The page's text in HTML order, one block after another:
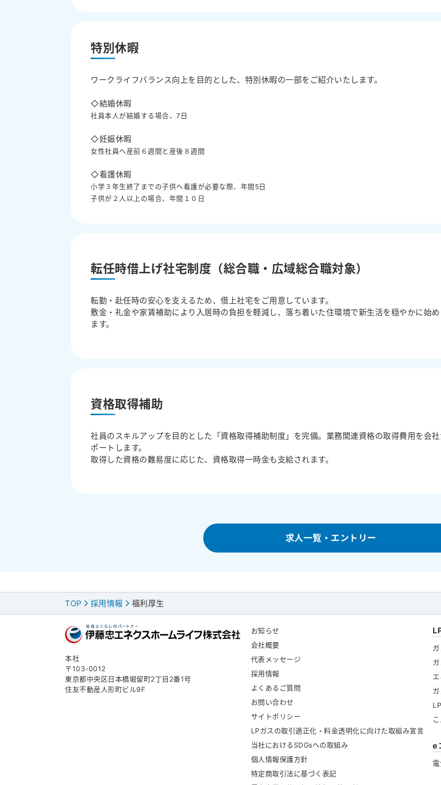
特別休暇
ワークライフバランス向上を目的とした、特別休暇の一部をご紹介いたします。
◇結婚休暇
社員本人が結婚する場合、7日
◇妊娠休暇
女性社員へ産前６週間と産後８週間
◇看護休暇
小学３年生終了までの子供へ看護が必要な際、年間5日
子供が２人以上の場合、年間１０日
転任時借上げ社宅制度（総合職・広域総合職対象）
転勤・赴任時の安心を支えるため、借上社宅をご用意しています。
敷金・礼金や家賃補助により入居時の負担を軽減し、落ち着いた住環境で新生活を穏やかに始
ます。
資格取得補助
社員のスキルアップを目的とした「資格取得補助制度」を完備。業務関連資格の取得費用を会
ポートします。
取得した資格の難易度に応じた、資格取得一時金も支給されます。
求人一覧・エントリー
TOP > 採用情報 > 福利厚生
本社
〒103-0012
東京都中央区日本橋堀留町2丁目2番1号
住友不動産人形町ビル9F
お知らせ
会社概要
代表メッセージ
採用情報
よくあるご質問
お問い合わせ
サイトポリシー
LPガスの取引適正化・料金透明化に向けた取組み宣言
当社におけるSDGsへの取組み
個人情報保護方針
特定商取引法に基づく表記
e